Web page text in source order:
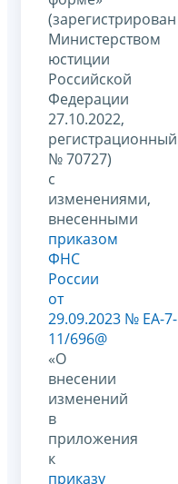
(зарегистрирован
Министерством
юстиции
Российской
Федерации
27.10.2022,
регистрационный
№ 70727)
с
изменениями,
внесенными
приказом
ФНС
России
от
29.09.2023 № ЕА-7-
11/696@
«О
внесении
изменений
в
приложения
к
приказу